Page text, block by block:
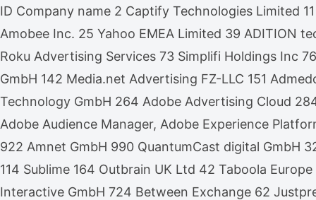
ID Company name 2 Captify Technologies Limited
Amobee Inc. 25 Yahoo EMEA Limited 39 ADITION
Roku Advertising Services 73 Simplifi Holdings Inc
GmbH 142 Media.net Advertising FZ-LLC 151
Technology GmbH 264 Adobe Advertising Cloud
Adobe Audience Manager, Adobe Experience
922 Amnet GmbH 990 QuantumCast digital GmbH
114 Sublime 164 Outbrain UK Ltd 42 Taboola
Interactive GmbH 724 Between Exchange 62